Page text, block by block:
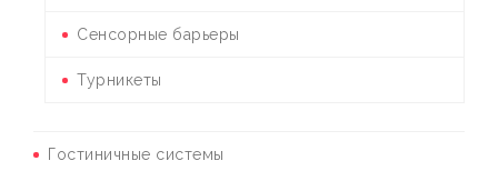
Сенсорные барьеры
Турникеты
Гостиничные системы